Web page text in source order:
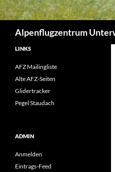
Alpenflugzentrum
LINKS
AFZ Mailingliste
Alte AFZ-Seiten
Glidertracker
Pegel Staudach
ADMIN
Anmelden
Eintrags-Feed